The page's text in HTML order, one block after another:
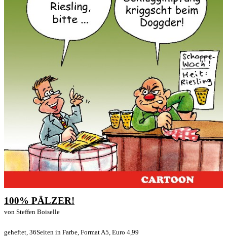
100% PÄLZER!
von Steffen Boiselle
geheftet, 36Seiten in Farbe, Format A5, Euro 4,99